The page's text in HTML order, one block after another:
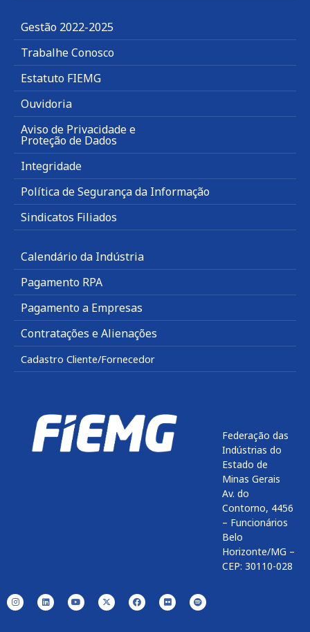
Gestão 2022-2025
Trabalhe Conosco
Estatuto FIEMG
Ouvidoria
Aviso de Privacidade e
Proteção de Dados
Integridade
Política de Segurança da Informação
Sindicatos Filiados
Calendário da Indústria
Pagamento RPA
Pagamento a Empresas
Contratações e Alienações
Cadastro Cliente/Fornecedor
Federação das
Indústrias do
Estado de
Minas Gerais
Av. do
Contorno, 4456
– Funcionários
Belo
Horizonte/MG –
CEP: 30110-028